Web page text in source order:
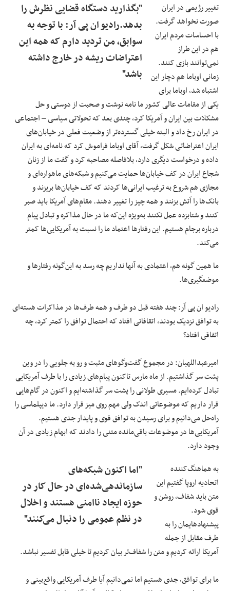
"بگذارید دستگاه قضایی نظرش را
بدهد.رادیو ان پی آر: با توجه به
سوابق، من تردید دارم که همه این
اعتراضات ریشه در خارج داشته
باشد"
تغییر رژیمی در ایران
صورت نخواهد گرفت.
با احساسات مردم ایران
هم در این طراز
نمی‌توانند بازی کنند.
زمانی اوباما هم دچار این
اشتباه شد، اوباما برای
یکی از مقامات عالی کشور ما نامه نوشت و صحبت از دوستی و حل
مشکلات بین ایران و آمریکا کرد، چندی بعد که تحولاتی سیاسی – اجتماعی
در ایران رخ داد و البته خیلی گسترده‌تر از وضعیت فعلی در خیابان‌های
ایران اعتراضاتی شکل گرفت، آقای اوباما فراموش کرد که نامه‌ای به ایران
داده و درخواست دیگری دارد، بلافاصله مصاحبه کرد و گفت ما از زنان
شجاع ایران در کف خیابان‌ها حمایت می‌کنیم و شبکه‌های ماهواره‌ای و
مجازی هم شروع به ترغیب ایرانی‌ها کردند که کف خیابان‌ها بریزند و
بانک‌ها را آتش بزنند و همه چیز را تغییر دهند. مقام‌های آمریکا باید صبر
کنند و شتابزده عمل نکنند به‌ویژه این‌که ما در حال مذاکره و تبادل پیام
درباره برجام هستیم. این رفتارها اعتماد ما را نسبت به آمریکایی‌ها کمتر
می‌کند.
ما همین گونه هم، اعتمادی به آنها نداریم چه رسد به این‌گونه رفتارها و
موضعگیری‌ها.
رادیو ان پی آر: چند هفته قبل دو طرف و همه طرف‌ها در مذاکرات هسته‌ای
به توافق نزدیک بودند، اتقافاتی افتاد که احتمال توافق را کمتر کرد، چه
اتفاقی افتاد؟
امیرعبداللهیان: در مجموع گفت‌وگوهای مثبت و رو به جلویی را در وین
پشت سر گذاشتیم. از ماه مارس تاکنون پیام‌های زیادی را با طرف آمریکایی
تبادل کرده‌ایم. مسیری طولانی را پشت سر گذاشته‌ایم و اکنون در گام‌هایی
قرار داریم که موضوعاتی اندک ولی مهم روی میز قرار دارد. ما دیپلماسی را
راه‌حل می‌دانیم و برای رسیدن به توافق قوی و پایدار جدی هستیم.
آمریکایی‌ها در موضوعات باقی‌مانده متنی را دادند که ابهام زیادی در آن
وجود دارد.
"اما اکنون شبکه‌های
سازماندهی‌شده‌ای در حال کار در
حوزه ایجاد ناامنی هستند و اخلال
در نظم عمومی را دنبال می‌کنند"
به هماهنگ‌کننده
اتحادیه اروپا گفتیم این
متن باید شفاف، روشن و
قوی شود.
پیشنهادهایمان را به
طرف مقابل از جمله
آمریکا ارائه کردیم و متن را شفاف‌تر بیان کردیم تا خیلی قابل تفسیر نباشد.
ما برای توافق، جدی هستیم اما نمی‌دانیم آیا طرف آمریکایی واقع‌بینی و